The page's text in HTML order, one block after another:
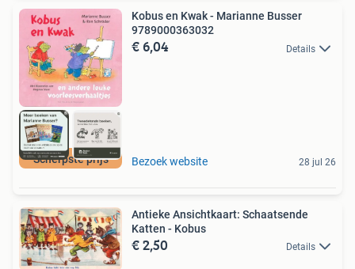
Scherpste prijs
Kobus en Kwak - Marianne Busser
9789000363032
€ 6,04 Details
Bezoek website 28 jul 26
Antieke Ansichtkaart: Schaatsende
Katten - Kobus
€ 2,50 Details